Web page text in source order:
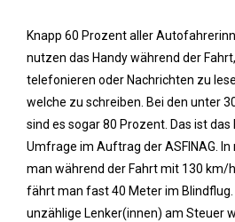
Knapp 60 Prozent aller
nutzen das Handy während der
telefonieren oder Nachrichten zu
welche zu schreiben. Bei den unter
sind es sogar 80 Prozent. Das ist das
Umfrage im Auftrag der ASFINAG. In
man während der Fahrt mit 130 km/
fährt man fast 40 Meter im
unzählige Lenker(innen) am Steuer